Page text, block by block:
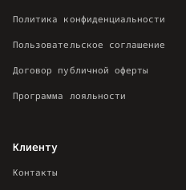
Политика конфиденциальности
Пользовательское соглашение
Договор публичной оферты
Программа лояльности
Клиенту
Контакты